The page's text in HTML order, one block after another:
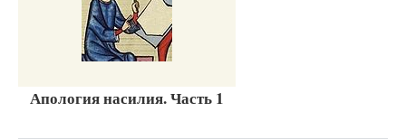
Апология насилия. Часть 1